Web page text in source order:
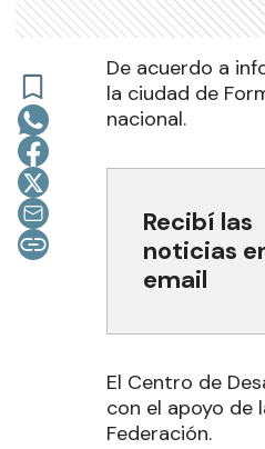
De acuerdo a
la ciudad de
nacional.
Recibí las
noticias
email
El Centro de
con el apoyo de
Federación.